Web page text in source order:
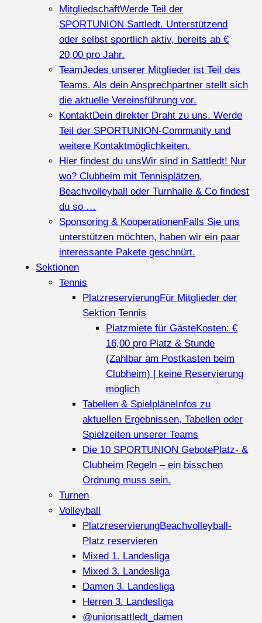
MitgliedschaftWerde Teil der
SPORTUNION Sattledt. Unterstützend
oder selbst sportlich aktiv, bereits ab €
20,00 pro Jahr.
TeamJedes unserer Mitglieder ist Teil des
Teams. Als dein Ansprechpartner stellt sich
die aktuelle Vereinsführung vor.
KontaktDein direkter Draht zu uns. Werde
Teil der SPORTUNION-Community und
weitere Kontaktmöglichkeiten.
Hier findest du unsWir sind in Sattledt! Nur
wo? Clubheim mit Tennisplätzen,
Beachvolleyball oder Turnhalle & Co findest
du so …
Sponsoring & KooperationenFalls Sie uns
unterstützen möchten, haben wir ein paar
interessante Pakete geschnürt.
Sektionen
Tennis
PlatzreservierungFür Mitglieder der
Sektion Tennis
Platzmiete für GästeKosten: €
16,00 pro Platz & Stunde
(Zahlbar am Postkasten beim
Clubheim) | keine Reservierung
möglich
Tabellen & SpielpläneInfos zu
aktuellen Ergebnissen, Tabellen oder
Spielzeiten unserer Teams
Die 10 SPORTUNION GebotePlatz- &
Clubheim Regeln – ein bisschen
Ordnung muss sein.
Turnen
Volleyball
PlatzreservierungBeachvolleyball-
Platz reservieren
Mixed 1. Landesliga
Mixed 3. Landesliga
Damen 3. Landesliga
Herren 3. Landesliga
@unionsattledt_damen